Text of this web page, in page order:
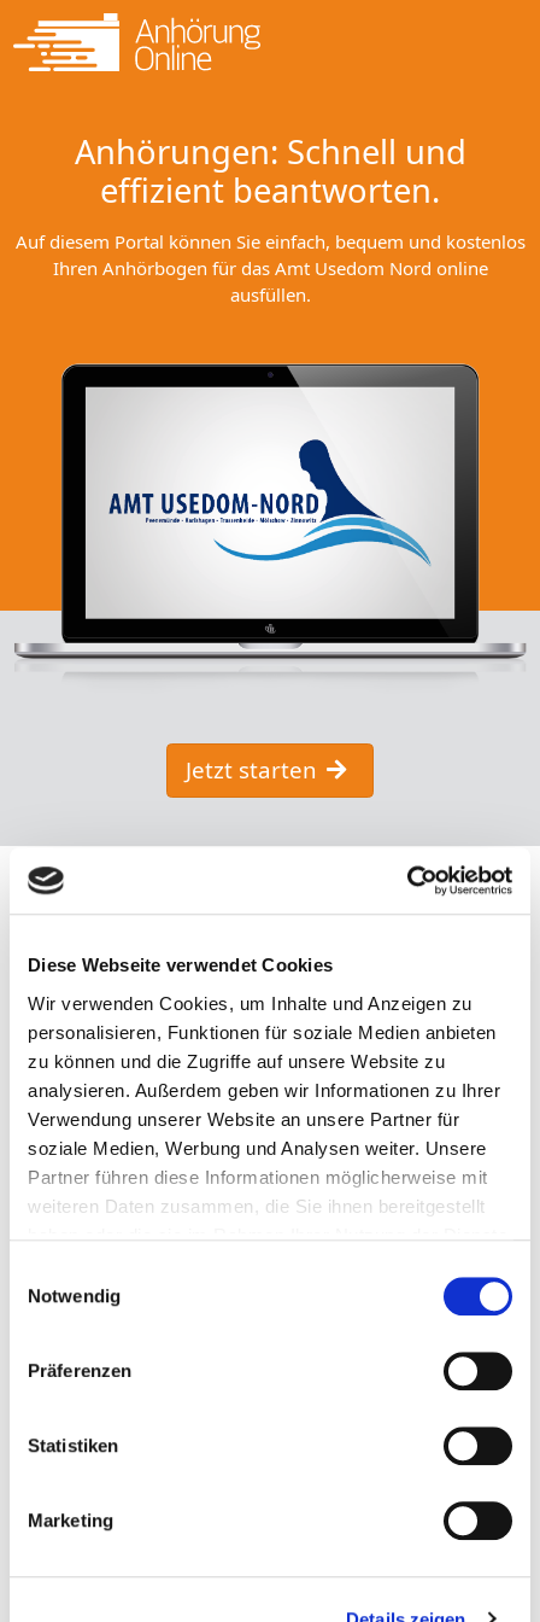
Diese Webseite verwendet Cookies
Wir verwenden Cookies, um Inhalte und Anzeigen zu
personalisieren, Funktionen für soziale Medien anbieten
zu können und die Zugriffe auf unsere Website zu
analysieren. Außerdem geben wir Informationen zu Ihrer
Verwendung unserer Website an unsere Partner für
soziale Medien, Werbung und Analysen weiter. Unsere
Partner führen diese Informationen möglicherweise mit
weiteren Daten zusammen, die Sie ihnen bereitgestellt
Notwendig
Präferenzen
Statistiken
Marketing
Anhörungen: Schnell und
effizient beantworten.
Auf diesem Portal können Sie einfach, bequem und kostenlos
Ihren Anhörbogen für das Amt Usedom Nord online
ausfüllen.
Jetzt starten
Kostenlos
Der Service ist für Sie als Bürger gebührenfrei. Sie sparen sich
dadurch die bei einer schriftlichen Antwort anfallenden
Portokosten.
dass Ihre Daten sicher übertragen werden. Es werden keine
persönlichen Daten vor Ihrem Login bzw. nach Ihrem Logout